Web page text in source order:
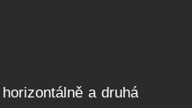
a druhá